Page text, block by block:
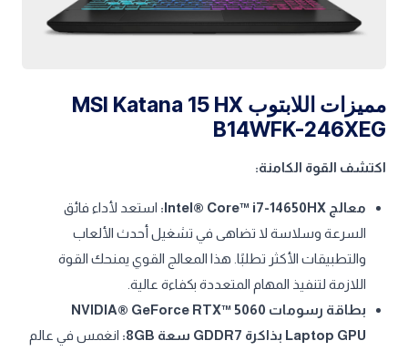
مميزات اللابتوب MSI Katana 15 HX
B14WFK-246XEG
اكتشف القوة الكامنة:
معالج Intel® Core™ i7-14650HX:
استعد لأداء فائق
السرعة وسلاسة لا تضاهى في تشغيل أحدث الألعاب
والتطبيقات الأكثر تطلبًا. هذا المعالج القوي يمنحك القوة
اللازمة لتنفيذ المهام المتعددة بكفاءة عالية.
بطاقة رسومات NVIDIA® GeForce RTX™ 5060
Laptop GPU بذاكرة GDDR7 سعة 8GB:
انغمس في عالم